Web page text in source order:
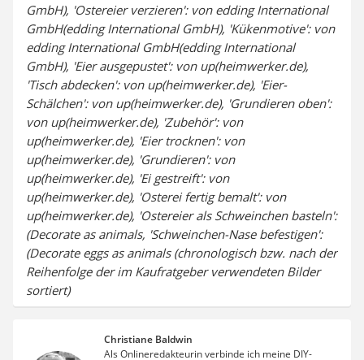
GmbH), 'Ostereier verzieren': von edding International
GmbH(edding International GmbH), 'Kükenmotive': von
edding International GmbH(edding International
GmbH), 'Eier ausgepustet': von up(heimwerker.de),
'Tisch abdecken': von up(heimwerker.de), 'Eier-
Schälchen': von up(heimwerker.de), 'Grundieren oben':
von up(heimwerker.de), 'Zubehör': von
up(heimwerker.de), 'Eier trocknen': von
up(heimwerker.de), 'Grundieren': von
up(heimwerker.de), 'Ei gestreift': von
up(heimwerker.de), 'Osterei fertig bemalt': von
up(heimwerker.de), 'Ostereier als Schweinchen basteln':
(Decorate as animals, 'Schweinchen-Nase befestigen':
(Decorate eggs as animals (chronologisch bzw. nach der
Reihenfolge der im Kaufratgeber verwendeten Bilder
sortiert)
Christiane Baldwin
Als Onlineredakteurin verbinde ich meine DIY-